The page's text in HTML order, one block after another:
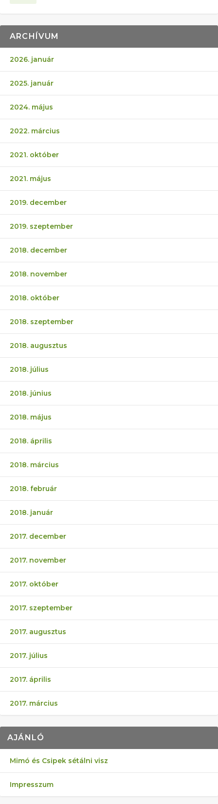
ARCHÍVUM
2026. január
2025. január
2024. május
2022. március
2021. október
2021. május
2019. december
2019. szeptember
2018. december
2018. november
2018. október
2018. szeptember
2018. augusztus
2018. július
2018. június
2018. május
2018. április
2018. március
2018. február
2018. január
2017. december
2017. november
2017. október
2017. szeptember
2017. augusztus
2017. július
2017. április
2017. március
AJÁNLÓ
Mimó és Csipek sétálni visz
Impresszum